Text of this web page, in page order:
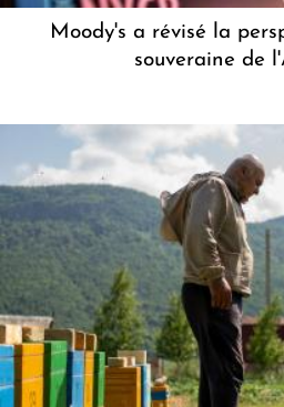
Moody's a révisé la
souveraine de